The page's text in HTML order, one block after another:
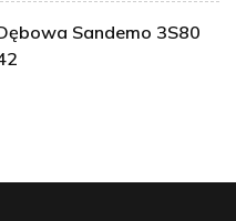
Sandemo 3S80